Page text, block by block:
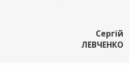
Сергій
ЛЕВЧЕНКО